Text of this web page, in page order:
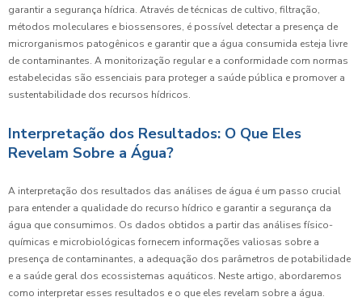
garantir a segurança hídrica. Através de técnicas de cultivo, filtração,
métodos moleculares e biossensores, é possível detectar a presença de
microrganismos patogênicos e garantir que a água consumida esteja livre
de contaminantes. A monitorização regular e a conformidade com normas
estabelecidas são essenciais para proteger a saúde pública e promover a
sustentabilidade dos recursos hídricos.
Interpretação dos Resultados: O Que Eles
Revelam Sobre a Água?
A interpretação dos resultados das análises de água é um passo crucial
para entender a qualidade do recurso hídrico e garantir a segurança da
água que consumimos. Os dados obtidos a partir das análises físico-
químicas e microbiológicas fornecem informações valiosas sobre a
presença de contaminantes, a adequação dos parâmetros de potabilidade
e a saúde geral dos ecossistemas aquáticos. Neste artigo, abordaremos
como interpretar esses resultados e o que eles revelam sobre a água.